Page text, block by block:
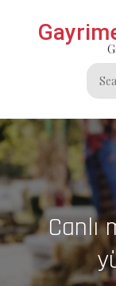
Search
for:
Canlı